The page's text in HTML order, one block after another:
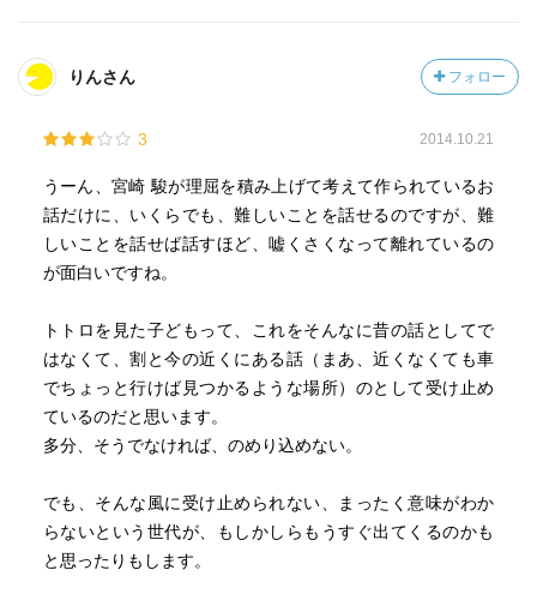
りんさん フォロー
3 2014.10.21
うーん、宮崎 駿が理屈を積み上げて考えて作られているお
話だけに、いくらでも、難しいことを話せるのですが、難
しいことを話せば話すほど、嘘くさくなって離れているの
が面白いですね。
トトロを見た子どもって、これをそんなに昔の話としてで
はなくて、割と今の近くにある話（まあ、近くなくても車
でちょっと行けば見つかるような場所）のとして受け止め
ているのだと思います。
多分、そうでなければ、のめり込めない。
でも、そんな風に受け止められない、まったく意味がわか
らないという世代が、もしかしらもうすぐ出てくるのかも
と思ったりもします。